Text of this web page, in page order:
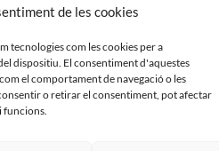
de les cookies
tecnologies com les cookies per a
dispositiu. El consentiment d'aquestes
el comportament de navegació o les
o retirar el consentiment, pot afectar
funcions.
en el dia a dia de
els productes i hàbits
els seus productes per
Nutrition i extenista